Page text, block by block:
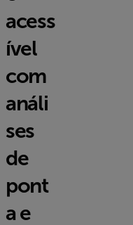
acess
ível
com
análi
ses
de
pont
a e